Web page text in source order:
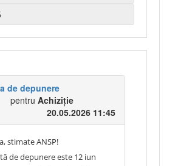
de depunere
pentru Achiziție
20.05.2026 11:45
stimate ANSP!
de depunere este 12 iun